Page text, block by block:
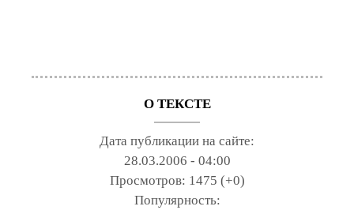
О ТЕКСТЕ
Дата публикации на сайте:
28.03.2006 - 04:00
Просмотров: 1475 (+0)
Популярность: